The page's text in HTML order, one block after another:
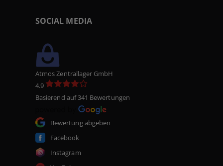
SOCIAL MEDIA
Atmos Zentrallager GmbH
4.9
Basierend auf 341 Bewertungen
Bewertung abgeben
Facebook
Instagram